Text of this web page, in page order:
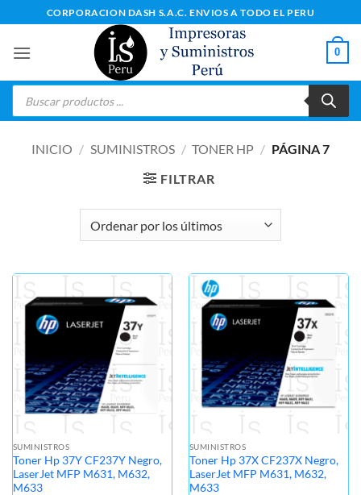
al
contenido
CORPORACION DASH S.A.C. ENVIOS A TODO EL PERU
0
Búsqueda
INICIO / SUMINISTROS / TONER HP / PÁGINA 7
FILTRAR
SUMINISTROS
Toner Hp 37Y CF237Y Negro,
LaserJet MFP M631, M632,
M633
SUMINISTROS
Toner Hp 37X CF237X Negro,
LaserJet MFP M631, M632,
M633